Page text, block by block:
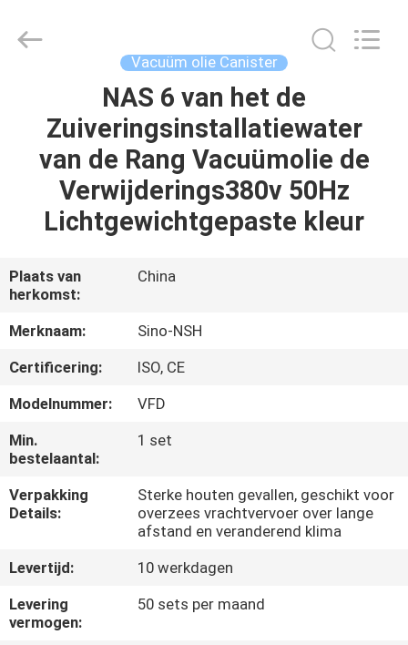
PRODUCTEN
ONGEVEER
FABRIEKSREIS
KWALITEITSCONTROLE
CONTACTEER
ONS
NIEUWS
VERZOEK
OM EEN
CITAAT
Manufacture
Vacuüm olie Canister
NAS 6 van het de
Zuiveringsinstallatiewater
van de Rang Vacuümolie de
Verwijderings380v 50Hz
Lichtgewichtgepaste kleur
Plaats van
herkomst:
China
Merknaam:
Sino-NSH
Certificering:
ISO, CE
Modelnummer:
VFD
Min.
bestelaantal:
1 set
Verpakking
Details:
Sterke houten gevallen, geschikt voor
overzees vrachtvervoer over lange
afstand en veranderend klima
Levertijd:
10 werkdagen
Levering
vermogen:
50 sets per maand